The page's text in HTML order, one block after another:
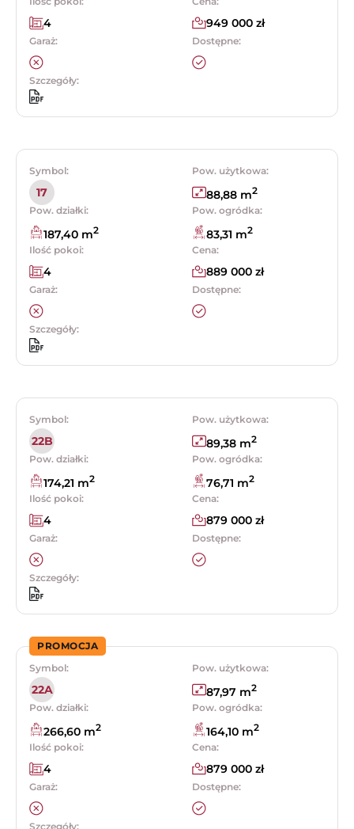
4 949 000 zł
Garaż: Dostępne:
Szczegóły:
Symbol:
17
Pow. użytkowa:
88,88 m2
Pow. działki:
187,40 m2
Pow. ogródka:
83,31 m2
Ilość pokoi:
4
Cena:
889 000 zł
Garaż: Dostępne:
Szczegóły:
Symbol:
22B
Pow. użytkowa:
89,38 m2
Pow. działki:
174,21 m2
Pow. ogródka:
76,71 m2
Ilość pokoi:
4
Cena:
879 000 zł
Garaż: Dostępne:
Szczegóły:
PROMOCJA
Symbol:
22A
Pow. użytkowa:
87,97 m2
Pow. działki:
266,60 m2
Pow. ogródka:
164,10 m2
Ilość pokoi:
4
Cena:
879 000 zł
Garaż: Dostępne:
Szczegóły: